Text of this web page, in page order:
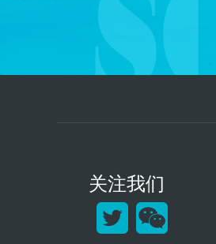
关注我们